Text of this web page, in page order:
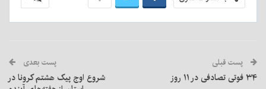
پست قبلی
۳۴ فوتی تصادفی در ۱۱ روز
پست بعدی
شروع اوج پیک هشتم کرونا در